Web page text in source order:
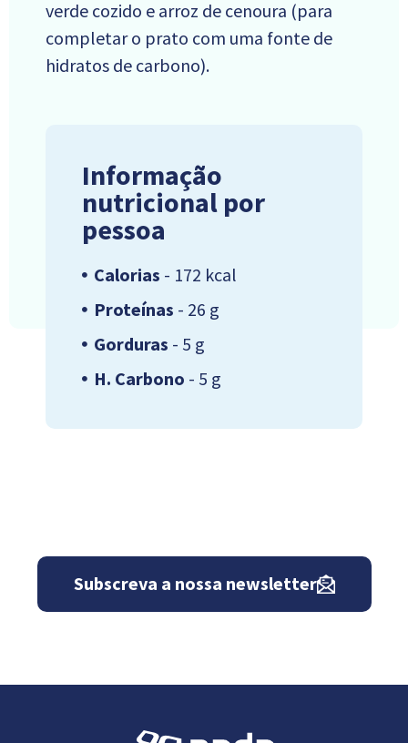
verde cozido e arroz de cenoura (para
completar o prato com uma fonte de
hidratos de carbono).
Informação
nutricional por
pessoa
Calorias - 172 kcal
Proteínas - 26 g
Gorduras - 5 g
H. Carbono - 5 g
Subscreva a nossa newsletter